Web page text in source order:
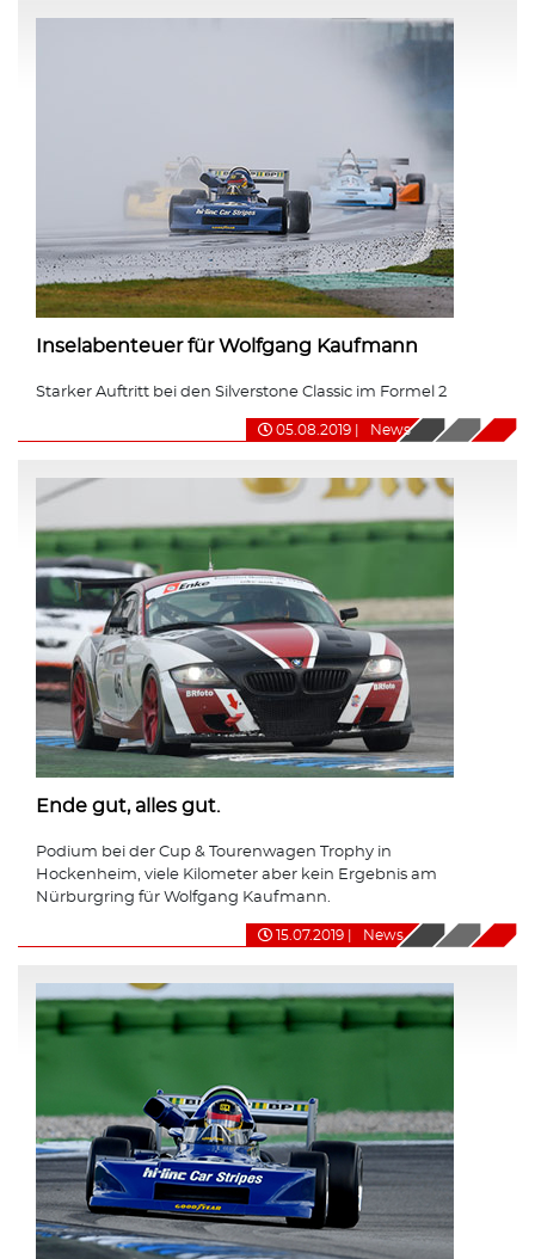
Inselabenteuer für Wolfgang Kaufmann
Starker Auftritt bei den Silverstone Classic im Formel 2
05.08.2019 News
Ende gut, alles gut.
Podium bei der Cup & Tourenwagen Trophy in
Hockenheim, viele Kilometer aber kein Ergebnis am
Nürburgring für Wolfgang Kaufmann.
15.07.2019 News